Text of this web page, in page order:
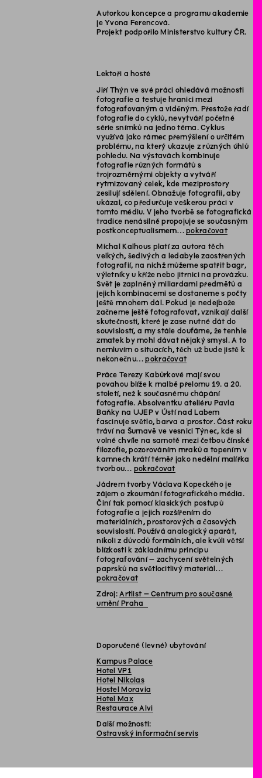
Autorkou koncepce a programu akademie
je Yvona Ferencová.
Projekt podpořilo Ministerstvo kultury ČR.
Lektoři a hosté
Jiří Thýn ve své práci ohledává možnosti
fotografie a testuje hranici mezi
fotografovaným a viděným. Přestože řadí
fotografie do cyklů, nevytváří početné
série snímků na jedno téma. Cyklus
využívá jako rámec přemýšlení o určitém
problému, na který ukazuje z různých úhlů
pohledu. Na výstavách kombinuje
fotografie různých formátů s
trojrozměrnými objekty a vytváří
rytmizovaný celek, kde meziprostory
zesilují sdělení. Obnažuje fotografii, aby
ukázal, co předurčuje veškerou práci v
tomto médiu. V jeho tvorbě se fotografická
tradice nenásilně propojuje se současným
postkonceptualismem…pokračovat
Michal Kalhous platí za autora těch
velkých, šedivých a ledabyle zaostřených
fotografií, na nichž můžeme spatřit bagr,
výletníky u kříže nebo jitrnici na provázku.
Svět je zaplněný miliardami předmětů a
jejich kombinacemi se dostaneme s počty
ještě mnohem dál. Pokud je nedejbože
začneme ještě fotografovat, vznikají další
skutečnosti, které je zase nutné dát do
souvislostí, a my stále doufáme, že tenhle
zmatek by mohl dávat nějaký smysl. A to
nemluvím o situacích, těch už bude jistě k
nekonečnu…pokračovat
Práce Terezy Kabůrkové mají svou
povahou blíže k malbě přelomu 19. a 20.
století, než k současnému chápání
fotografie. Absolventku ateliéru Pavla
Baňky na UJEP v Ústí nad Labem
fascinuje světlo, barva a prostor. Část roku
tráví na Šumavě ve vesnici Týnec, kde si
volné chvíle na samotě mezi četbou čínské
filozofie, pozorováním mraků a topením v
kamnech krátí téměř jako nedělní malířka
tvorbou… pokračovat
Jádrem tvorby Václava Kopeckého je
zájem o zkoumání fotografického média.
Činí tak pomocí klasických postupů
fotografie a jejich rozšířením do
materiálních, prostorových a časových
souvislostí. Používá analogický aparát,
nikoli z důvodů formálních, ale kvůli větší
blízkosti k základnímu principu
fotografování – zachycení světelných
paprsků na světlocitlivý materiál…
pokračovat
Zdroj:Artlist – Centrum pro současné
umění Praha
Doporučené (levné) ubytování
Kampus Palace
Hotel VP1
Hotel Nikolas
Hostel Moravia
Hotel Max
Restaurace Alvi
Další možnosti:
Ostravský informační servis